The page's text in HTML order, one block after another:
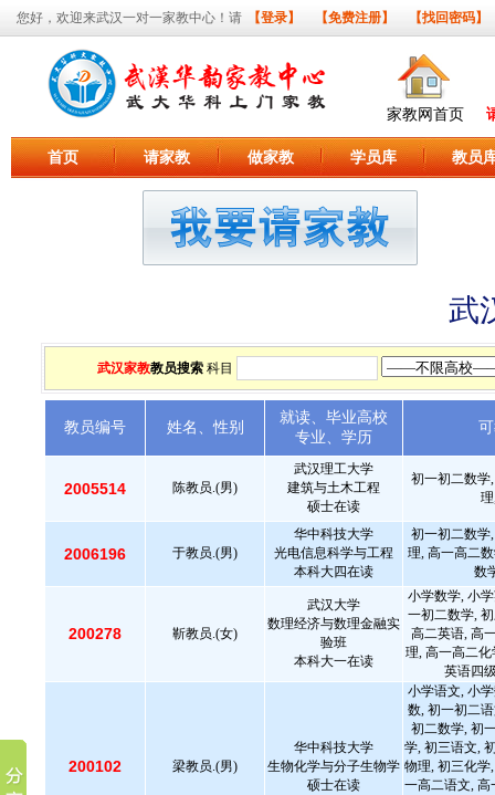
您好，欢迎来武汉一对一家教中心！请 【登录】 【免费注册】 【找回密码】
家教网首页
首页 请家教 做家教 学员库 教员
武
武汉家教教员搜索 科目
教员编号 姓名、性别
就读、毕业高校
专业、学历
2005514 陈教员.(男)
武汉理工大学
建筑与土木工程
硕士在读
初一初二数学
2006196 于教员.(男)
华中科技大学
光电信息科学与工程
本科大四在读
初一初二数学
理, 高一高二
数
200278 靳教员.(女)
武汉大学
数理经济与数理金融实
验班
本科大一在读
小学数学, 小
一初二数学,
高二英语, 高
理, 高一高二
英语四
200102 梁教员.(男)
华中科技大学
生物化学与分子生物学
硕士在读
小学语文, 小
数, 初一初二
初二数学, 初
学, 初三语文,
物理, 初三化学
一高二语文, 高